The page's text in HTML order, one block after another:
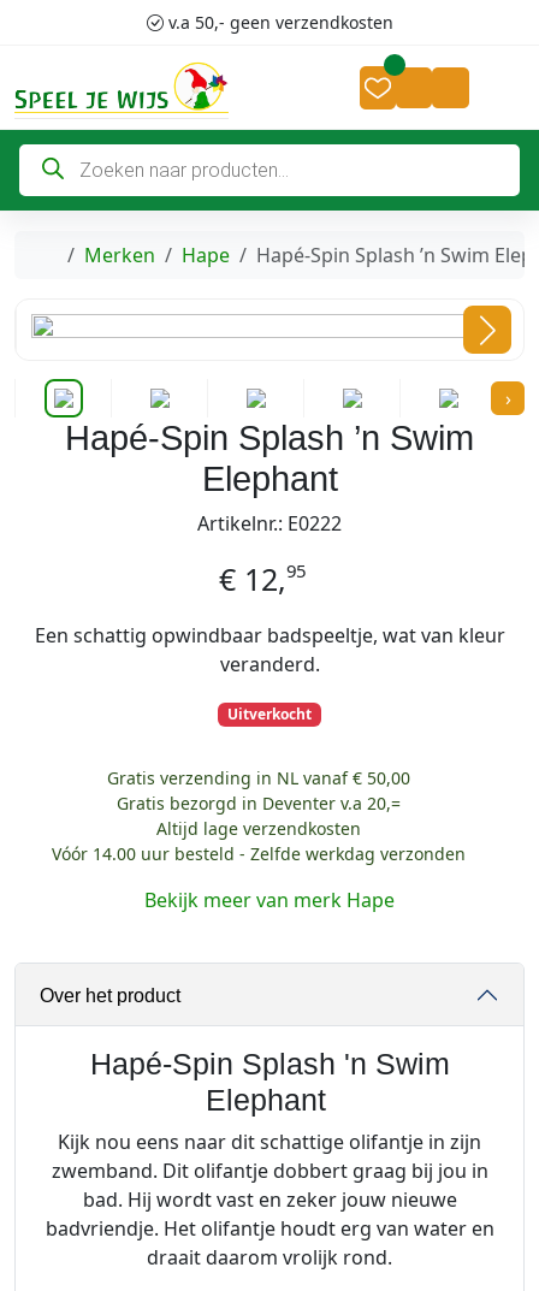
v.a 50,- geen verzendkosten
Account
Cart
P
o
d
Home
Merken Hape Hapé-Spin Splash ’n Swim
›
Hapé-Spin Splash ’n Swim
Elephant
Artikelnr.: E0222
€ 12,95
Een schattig opwindbaar badspeeltje, wat van kleur
veranderd.
Uitverkocht
Gratis verzending in NL vanaf € 50,00
Gratis bezorgd in Deventer v.a 20,=
Altijd lage verzendkosten
Vóór 14.00 uur besteld - Zelfde werkdag verzonden
Bekijk meer van merk Hape
Over het product
Hapé-Spin Splash 'n Swim
Elephant
Kijk nou eens naar dit schattige olifantje in zijn
zwemband. Dit olifantje dobbert graag bij jou in
bad. Hij wordt vast en zeker jouw nieuwe
badvriendje. Het olifantje houdt erg van water en
draait daarom vrolijk rond.